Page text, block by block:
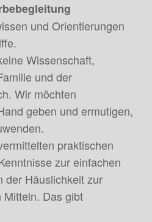
und Orientierungen
Wissenschaft,
und der
Wir möchten
geben und ermutigen,
praktischen
zur einfachen
der Häuslichkeit zur
Mitteln. Das gibt